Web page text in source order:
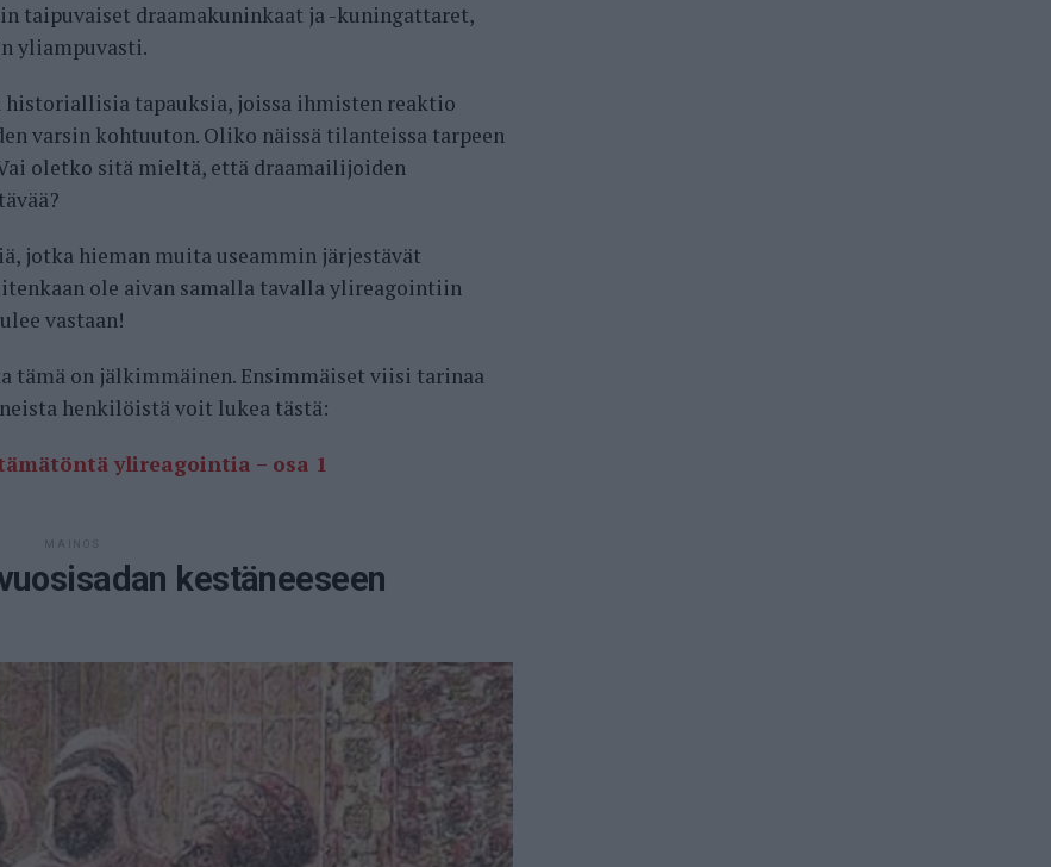
taipuvaiset draamakuninkaat ja -kuningattaret,
yliampuvasti.
tapauksia, joissa ihmisten reaktio
varsin kohtuuton. Oliko näissä tilanteissa tarpeen
oletko sitä mieltä, että draamailijoiden
jotka hieman muita useammin järjestävät
ole aivan samalla tavalla ylireagointiin
vastaan!
tämä on jälkimmäinen. Ensimmäiset viisi tarinaa
henkilöistä voit lukea tästä:
ylireagointia – osa 1
MAINOS
kestäneeseen